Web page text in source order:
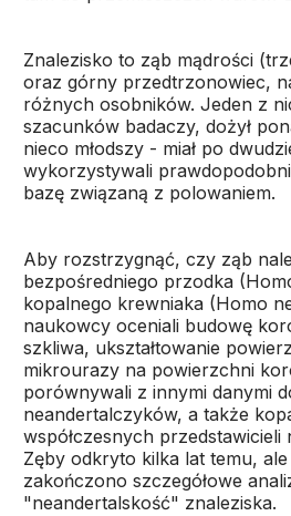
Znalezisko to ząb mądrości
oraz górny przedtrzonowiec,
różnych osobników. Jeden z
szacunków badaczy, dożył
nieco młodszy - miał po
wykorzystywali
bazę związaną z polowaniem.
Aby rozstrzygnąć, czy ząb
bezpośredniego przodka
kopalnego krewniaka (Homo
naukowcy oceniali budowę
szkliwa, ukształtowanie
mikrourazy na powierzchni
porównywali z innymi danymi
neandertalczyków, a także
współczesnych przedstawicieli
Zęby odkryto kilka lat temu,
zakończono szczegółowe
"neandertalskość" znaleziska.